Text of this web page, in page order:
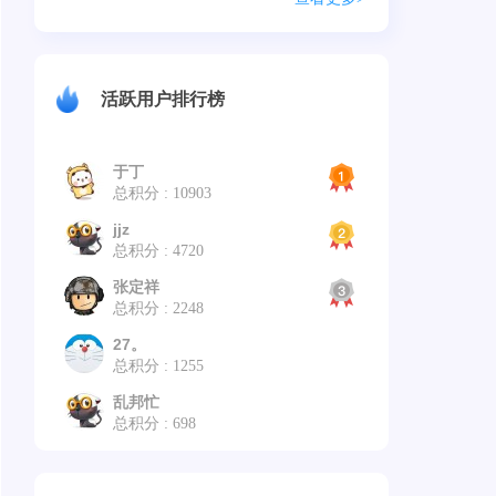
活跃用户排行榜
于丁
总积分 : 10903
jjz
总积分 : 4720
张定祥
总积分 : 2248
27。
总积分 : 1255
乱邦忙
总积分 : 698